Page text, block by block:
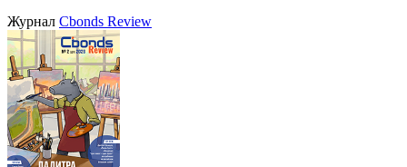
Журнал Cbonds Review